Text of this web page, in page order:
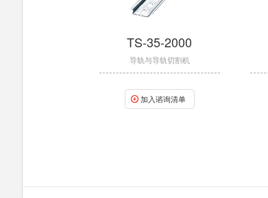
TS-35-2000
导轨与导轨切割机
加入谘询清单